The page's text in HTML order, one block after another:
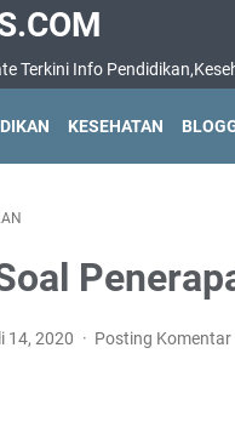
Terkini Info
KESEHATAN
14, 2020 Posting Komentar